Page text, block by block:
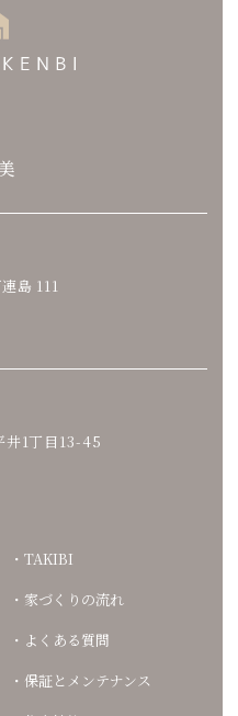
島 111
1丁目13-45
TAKIBI
家づくりの流れ
よくある質問
保証とメンテナンス